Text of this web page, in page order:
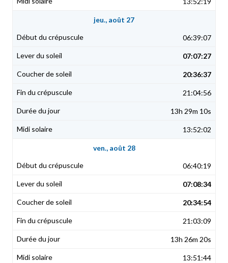
jeu., août 27
06:39:07
07:07:27
20:36:37
21:04:56
13h 29m 10s
13:52:02
ven., août 28
06:40:19
07:08:34
20:34:54
21:03:09
13h 26m 20s
13:51:44